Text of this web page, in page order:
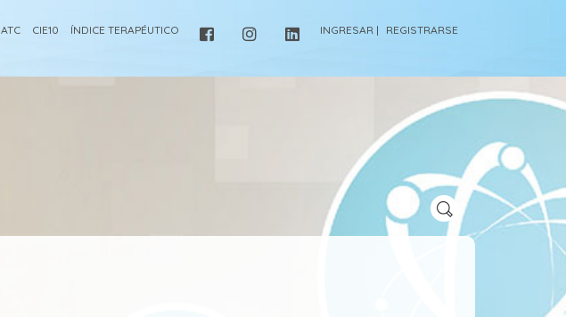
ATC CIE10 ÍNDICE TERAPÉUTICO INGRESAR | REGISTRARSE